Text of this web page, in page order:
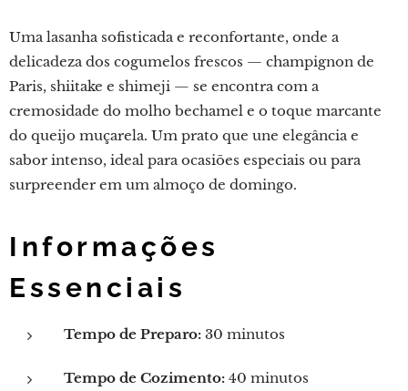
Uma lasanha sofisticada e reconfortante, onde a
delicadeza dos cogumelos frescos — champignon de
Paris, shiitake e shimeji — se encontra com a
cremosidade do molho bechamel e o toque marcante
do queijo muçarela. Um prato que une elegância e
sabor intenso, ideal para ocasiões especiais ou para
surpreender em um almoço de domingo.
Informações
Essenciais
Tempo de Preparo: 30 minutos
Tempo de Cozimento: 40 minutos